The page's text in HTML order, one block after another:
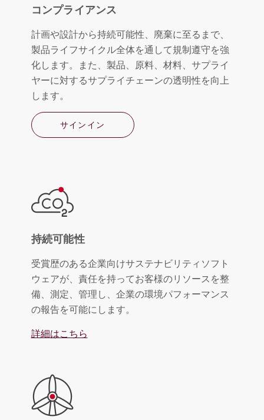
コンプライアンス
計画や設計から持続可能性、廃棄に至るまで、
製品ライフサイクル全体を通して規制遵守を強
化します。また、製品、原料、材料、サプライ
ヤーに対するサプライチェーンの透明性を向上
します。
サインイン
持続可能性
受賞歴のある企業向けサステナビリティソフト
ウェアが、責任を持ってお客様のリソースを整
備、測定、管理し、企業の環境パフォーマンス
の報告を可能にします。
詳細はこちら